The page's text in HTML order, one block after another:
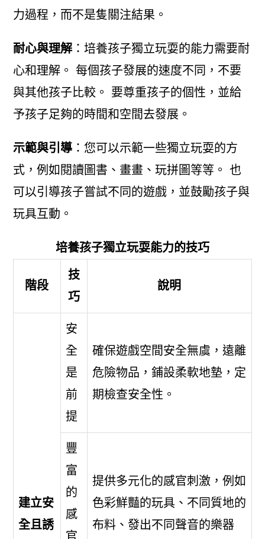
力過程，而不是隻關注結果。
耐心與理解：培養孩子獨立玩耍的能力需要耐
心和理解。 每個孩子發展的速度不同，不要
與其他孩子比較。 要尊重孩子的個性，並給
予孩子足夠的時間和空間去發展。
示範與引導：您可以示範一些獨立玩耍的方
式，例如閱讀圖書、畫畫、玩拼圖等等。 也
可以引導孩子嘗試不同的遊戲，並鼓勵孩子與
玩具互動。
培養孩子獨立玩耍能力的技巧
階段
技
巧
說明
建立安
全且誘
安
全
是
前
提
確保遊戲空間安全無虞，遠離
危險物品，鋪設柔軟地墊，定
期檢查安全性。
豐
富
的
感
官
提供多元化的感官刺激，例如
色彩鮮豔的玩具、不同質地的
布料、發出不同聲音的樂器